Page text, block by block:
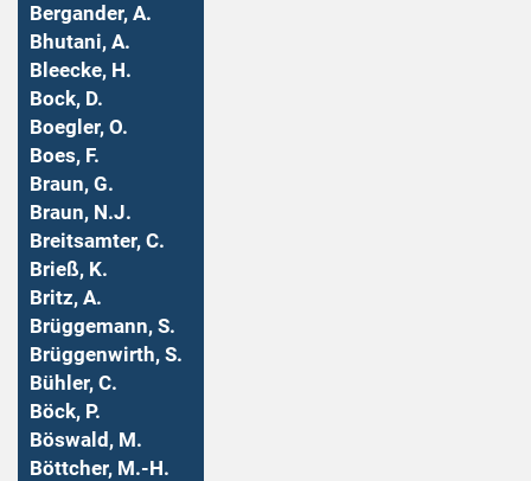
Bergander, A.
Bhutani, A.
Bleecke, H.
Bock, D.
Boegler, O.
Boes, F.
Braun, G.
Braun, N.J.
Breitsamter, C.
Brieß, K.
Britz, A.
Brüggemann, S.
Brüggenwirth, S.
Bühler, C.
Böck, P.
Böswald, M.
Böttcher, M.-H.